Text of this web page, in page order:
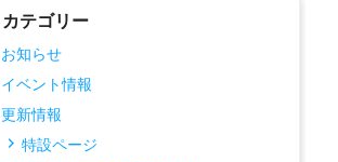
カテゴリー
お知らせ
イベント情報
更新情報
特設ページ